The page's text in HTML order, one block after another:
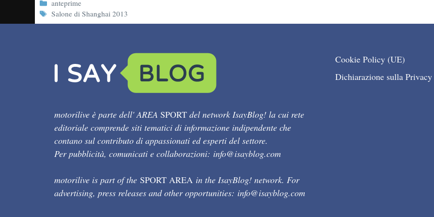
Categorie
anteprime
Tag
Salone di Shanghai 2013
motorilive è parte dell' AREA SPORT del network IsayBlog! la cui rete
editoriale comprende siti tematici di informazione indipendente che
contano sul contributo di appassionati ed esperti del settore.
Per pubblicità, comunicati e collaborazioni: info@isayblog.com
motorilive is part of the SPORT AREA in the IsayBlog! network. For
advertising, press releases and other opportunities: info@isayblog.com
Cookie Policy (UE)
Dichiarazione sulla